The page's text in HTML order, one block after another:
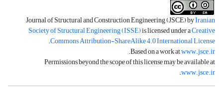
Journal of Structural and Construction Engineering (JSCE) byIranian
Society of Structural Engineering (ISSE)is licensed under aCreative
Commons Attribution-ShareAlike 4.0 International License
.
Based on a work atwww.jsce.ir
.
Permissions beyond the scope of this license may be available at
www.jsce.ir
.